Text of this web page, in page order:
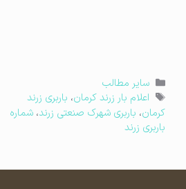
دسته‌ها
سایر مطالب
برچسب‌ها
اعلام بار زرند کرمان،باربری زرند
کرمان،باربری شهرک صنعتی زرند، شماره
باربری زرند